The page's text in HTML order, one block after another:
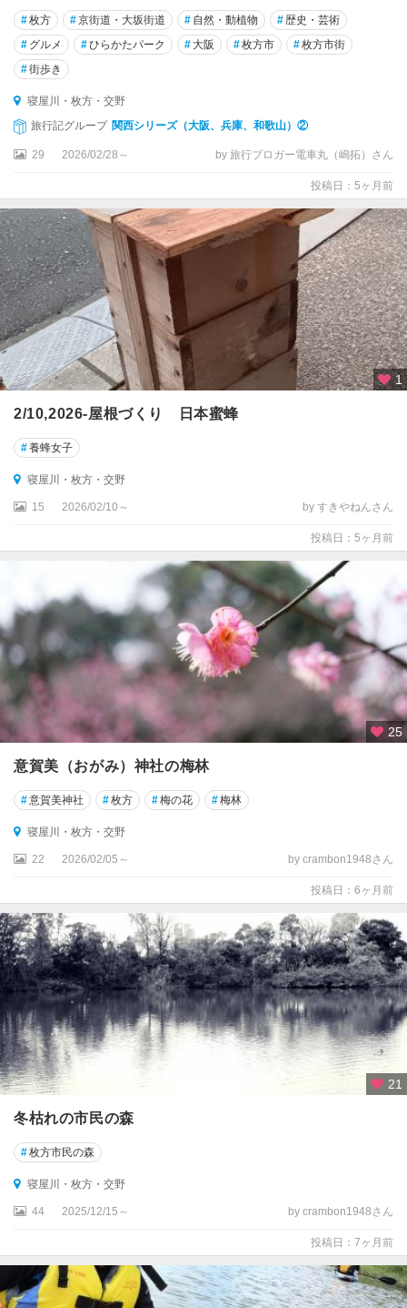
#枚方 #京街道・大坂街道 # 自然・動植物 #歴史・芸術
# グルメ #ひらかたパーク # 大阪 #枚方市 #枚方市街
#街歩き
寝屋川・枚方・交野
旅行記グループ 関西シリーズ（大阪、兵庫、和歌山）②
29 2026/02/28～ by 旅行ブロガー電車丸（嶋拓）さん
投稿日：5ヶ月前
1
2/10,2026-屋根づくり 日本蜜蜂
#養蜂女子
寝屋川・枚方・交野
15 2026/02/10～ by すきやねんさん
投稿日：5ヶ月前
25
意賀美（おがみ）神社の梅林
#意賀美神社 #枚方 #梅の花 #梅林
寝屋川・枚方・交野
22 2026/02/05～ by crambon1948さん
投稿日：6ヶ月前
21
冬枯れの市民の森
#枚方市民の森
寝屋川・枚方・交野
44 2025/12/15～ by crambon1948さん
投稿日：7ヶ月前